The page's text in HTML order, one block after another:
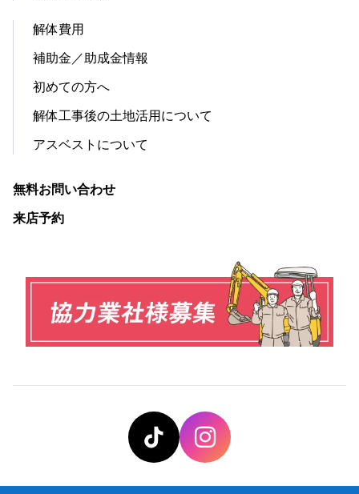
解体費用
補助金／助成金情報
初めての方へ
解体工事後の土地活用について
アスベストについて
無料お問い合わせ
来店予約